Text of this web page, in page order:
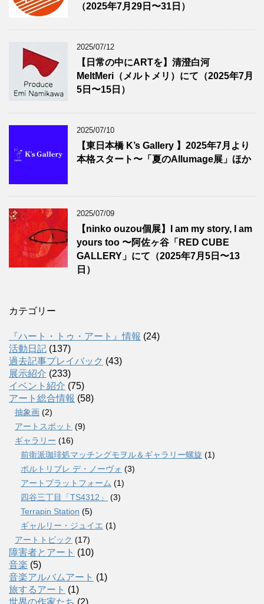
（2025年7月29日〜31日）
2025/07/12
【日常の中にARTを】清澄白河
MeltMeri（メルトメリ）にて（2025年7月
5日〜15日）
2025/07/10
【東日本橋 K’s Gallery 】2025年7月より
本格スタート〜「夏のAllumage展」ほか
2025/07/09
【ninko ouzou個展】I am my story, I am
yours too 〜阿佐ヶ谷「RED CUBE
GALLERY」にて（2025年7月5日〜13
日）
カテゴリー
『ハート・トゥ・アート』情報 (24)
活動日記 (137)
過去記事プレイバック (43)
展示紹介 (233)
イベント紹介 (75)
アート総合情報 (58)
抽象画 (2)
アートスポット (9)
ギャラリー (16)
前衛派珈琲処マッチングモヲル＆ギャラリー螺旋 (1)
ポルトリブレ デ・ノーヴォ (3)
アートプラットフォーム (1)
四谷三丁目「TS4312」
(3)
Terrapin Station (5)
ギャルリー・ジュイエ (1)
アートトピック (17)
障害者とアート (10)
音楽 (5)
音楽アルバムアート (1)
旅するアート (1)
世界の作家たち (2)